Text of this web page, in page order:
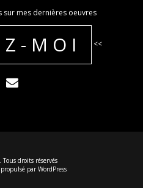
sur mes dernières oeuvres
MOI <<
droits réservés
par WordPress